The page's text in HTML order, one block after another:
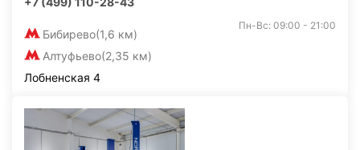
Бибирево(1,6 км)
Алтуфьево(2,35 км)
Пн-Вс: 09:00 - 21:00
Лобненская 4